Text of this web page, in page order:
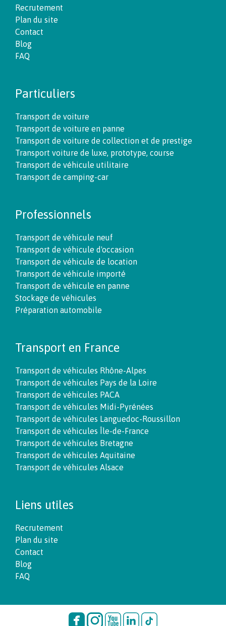
Recrutement
Plan du site
Contact
Blog
FAQ
Particuliers
Transport de voiture
Transport de voiture en panne
Transport de voiture de collection et de prestige
Transport voiture de luxe, prototype, course
Transport de véhicule utilitaire
Transport de camping-car
Professionnels
Transport de véhicule neuf
Transport de véhicule d'occasion
Transport de véhicule de location
Transport de véhicule importé
Transport de véhicule en panne
Stockage de véhicules
Préparation automobile
Transport en France
Transport de véhicules Rhône-Alpes
Transport de véhicules Pays de la Loire
Transport de véhicules PACA
Transport de véhicules Midi-Pyrénées
Transport de véhicules Languedoc-Roussillon
Transport de véhicules Île-de-France
Transport de véhicules Bretagne
Transport de véhicules Aquitaine
Transport de véhicules Alsace
Liens utiles
Recrutement
Plan du site
Contact
Blog
FAQ